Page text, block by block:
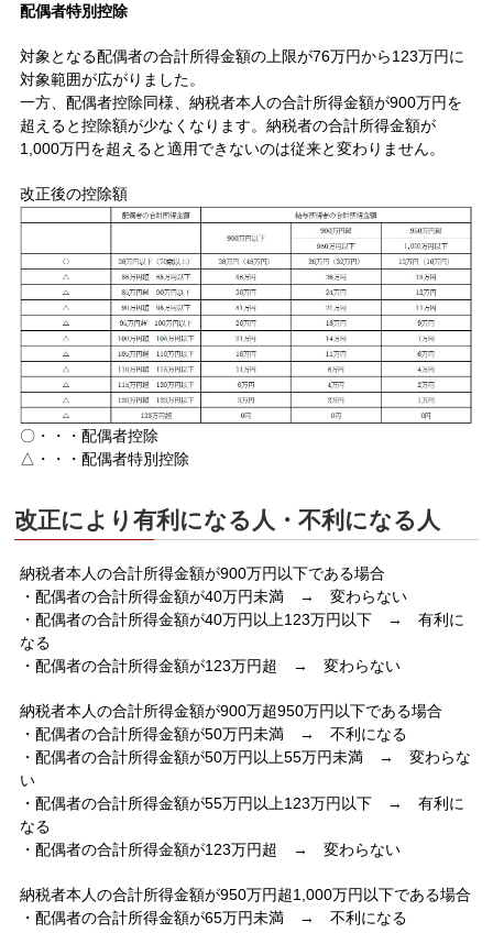
配偶者特別控除
対象となる配偶者の合計所得金額の上限が76万円から123万円に
対象範囲が広がりました。
一方、配偶者控除同様、納税者本人の合計所得金額が900万円を
超えると控除額が少なくなります。納税者の合計所得金額が
1,000万円を超えると適用できないのは従来と変わりません。
改正後の控除額
〇・・・配偶者控除
△・・・配偶者特別控除
改正により有利になる人・不利になる人
納税者本人の合計所得金額が900万円以下である場合
・配偶者の合計所得金額が40万円未満 → 変わらない
・配偶者の合計所得金額が40万円以上123万円以下 → 有利に
なる
・配偶者の合計所得金額が123万円超 → 変わらない
納税者本人の合計所得金額が900万超950万円以下である場合
・配偶者の合計所得金額が50万円未満 → 不利になる
・配偶者の合計所得金額が50万円以上55万円未満 → 変わらな
い
・配偶者の合計所得金額が55万円以上123万円以下 → 有利に
なる
・配偶者の合計所得金額が123万円超 → 変わらない
納税者本人の合計所得金額が950万円超1,000万円以下である場合
・配偶者の合計所得金額が65万円未満 → 不利になる